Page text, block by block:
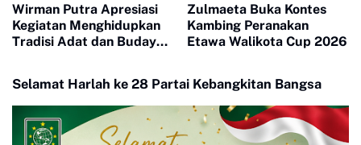
Wirman Putra Apresiasi
Kegiatan Menghidupkan
Tradisi Adat dan Budaya
Zulmaeta Buka Kontes
Kambing Peranakan
Etawa Walikota Cup 2026
Selamat Harlah ke 28 Partai Kebangkitan Bangsa